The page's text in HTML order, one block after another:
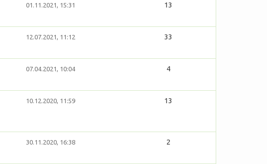
01.11.2021, 15:31 13
12.07.2021, 11:12 33
07.04.2021, 10:04 4
10.12.2020, 11:59 13
30.11.2020, 16:38 2